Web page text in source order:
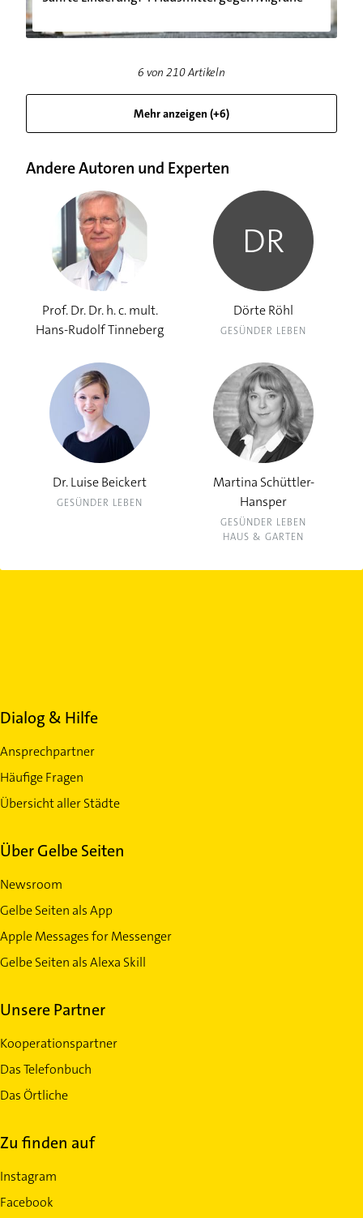
6 von 210Artikeln
Mehr anzeigen (+6)
Andere Autoren und Experten
Prof. Dr. Dr. h. c. mult.
Hans-Rudolf Tinneberg
DR
Dörte Röhl
GESÜNDER LEBEN
Dr. Luise Beickert
GESÜNDER LEBEN
Martina Schüttler-
Hansper
GESÜNDER LEBEN
HAUS & GARTEN
Dialog & Hilfe
Ansprechpartner
Häufige Fragen
Übersicht aller Städte
Über Gelbe Seiten
Newsroom
Gelbe Seiten als App
Apple Messages for Messenger
Gelbe Seiten als Alexa Skill
Unsere Partner
Kooperationspartner
Das Telefonbuch
Das Örtliche
Zu finden auf
Instagram
Facebook